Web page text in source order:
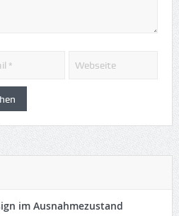
im Ausnahmezustand